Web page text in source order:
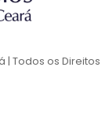
| Todos os Direitos